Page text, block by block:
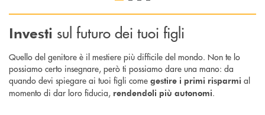
Investi sul futuro dei tuoi figli
Quello del genitore è il mestiere più difficile del mondo. Non te lo
possiamo certo insegnare, però ti possiamo dare una mano: da
quando devi spiegare ai tuoi figli come gestire i primi risparmi al
momento di dar loro fiducia, rendendoli più autonomi.